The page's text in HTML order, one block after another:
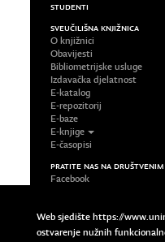
STUDENTI
SVEUČILIŠNA KNJIŽNICA
O knjižnici
Obavijesti
Bibliometrijske usluge
Izdavačka djelatnost
E-katalog
E-repozitorij
E-baze
E-knjige
E-časopisi
PRATITE NAS NA
Facebook
Twitter
Impressum
Web sjedište https://
ostvarenje nužnih